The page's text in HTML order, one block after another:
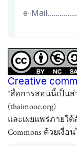
e-
Creative
“สื่อการสอนนี้เป็นส่
(thaimooc.org)
และเผยแพร่ภายใ
Commons ด้วยเงื่อน